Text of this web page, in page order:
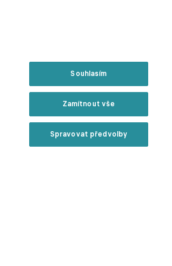
Souhlasím
Zamítnout vše
Spravovat předvolby